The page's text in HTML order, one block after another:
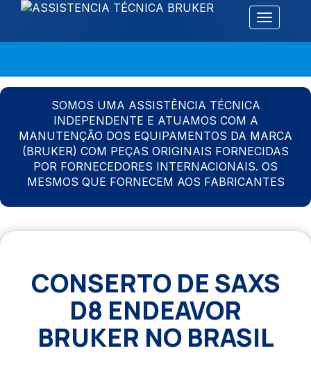
Alternar
SOMOS UMA ASSISTÊNCIA TÉCNICA
INDEPENDENTE E ATUAMOS COM A
MANUTENÇÃO DOS EQUIPAMENTOS DA MARCA
(BRUKER) COM PEÇAS ORIGINAIS FORNECIDAS
POR FORNECEDORES INTERNACIONAIS. OS
MESMOS QUE FORNECEM AOS FABRICANTES
CONSERTO DE SAXS
D8 ENDEAVOR
BRUKER NO BRASIL